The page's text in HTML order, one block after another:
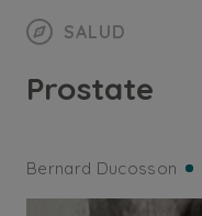
SALUD
Prostate
Bernard Ducosson